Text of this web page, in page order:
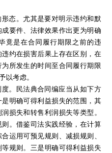
态。尤其是要对明示违约和默
要件、法律效果作出更为明确
竟是在合同履行期限之前的违
约在损害后果上存在区别，在
所发生的时间至合同履行期限
以考虑。
。民法典合同编应当从如下方
明确可得利益损失的范围，其
损失和转售利润损失等类型。
。借鉴司法实践经验，在计算
运用可预见规则、减损规则、
规则。三是明确可得利益损失